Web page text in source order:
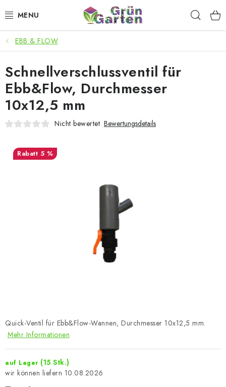
Inhalt
ANGEBOTE
LED PFLANZENLAMPEN
ANBAUBEDARF FÜR DEN HEIMANBAU
AQUARISTIK
MICROGREENS
Kaufberatung
EBB & FLOW
Quick-Ventil für Ebb&Flow-Wannen, Durchmesser 10x12,5 mm.
Mehr Informationen
auf Lager (15 Stk.)
10.08.2026
Schnellverschlussventil für
Ebb&Flow, Durchmesser
10x12,5 mm
Nicht bewertet Bewertungsdetails
5 %